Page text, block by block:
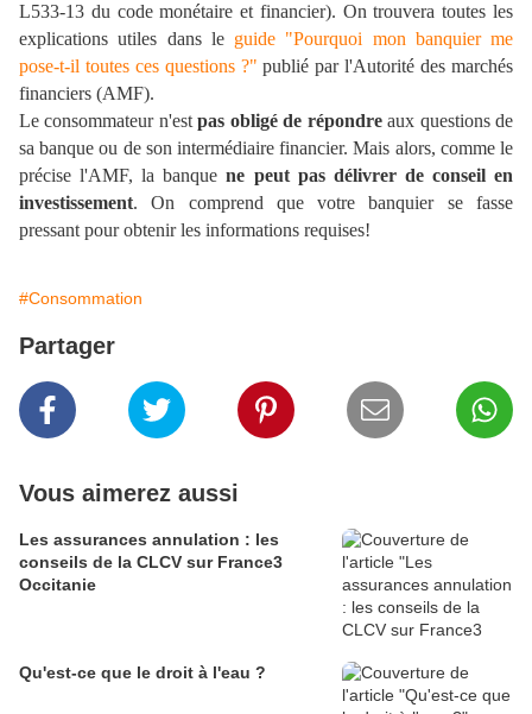
L533-13 du code monétaire et financier). On trouvera toutes les
explications utiles dans le guide "Pourquoi mon banquier me
pose-t-il toutes ces questions ?" publié par l'Autorité des marchés
financiers (AMF).
Le consommateur n'estpas obligé de répondreaux questions de
sa banque ou de son intermédiaire financier. Mais alors, comme le
précise l'AMF, la banquene peut pas délivrer de conseil en
investissement. On comprend que votre banquier se fasse
pressant pour obtenir les informations requises!
#Consommation
Partager
Vous aimerez aussi
Les assurances annulation : les
conseils de la CLCV sur France3
Occitanie
Qu'est-ce que le droit à l'eau ?